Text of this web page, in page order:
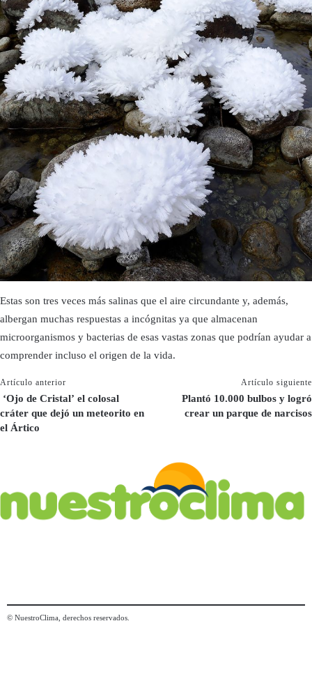
Estas son tres veces más salinas que el aire circundante y, además,
albergan muchas respuestas a incógnitas ya que almacenan
microorganismos y bacterias de esas vastas zonas que podrían ayudar a
comprender incluso el origen de la vida.
Artículo anterior
‘Ojo de Cristal’ el colosal
cráter que dejó un meteorito en
el Ártico
Artículo siguiente
Plantó 10.000 bulbos y logró
crear un parque de narcisos
© NuestroClima, derechos reservados.